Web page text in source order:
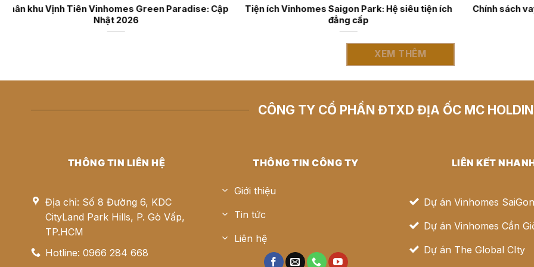
Paradise: Cập
Tiện ích Vinhomes Saigon Park: Hệ siêu tiện ích
Chính sách vay ngân hàng mua Vinhomes Cần Giờ
XEM THÊM
CÔNG TY CỔ PHẦN ĐTXD ĐỊA ỐC MC
THÔNG TIN LIÊN HỆ
Địa chỉ: Số 8 Đường 6, KDC
CityLand Park Hills, P. Gò Vấp,
TP.HCM
Hotline: 0966 284 668
THÔNG TIN CÔNG TY
Giới thiệu
Tin tức
Liên hệ
LIÊN KẾT
Dự án Vinhomes
Dự án Vinhomes Cần
Dự án The Global CIty